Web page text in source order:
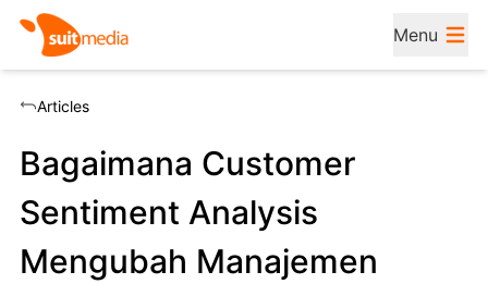
Menu
Articles
Bagaimana Customer
Sentiment Analysis
Mengubah Manajemen